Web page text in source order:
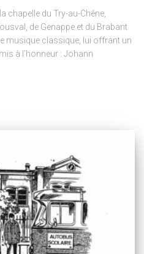
chapelle du Try-au-Chêne,
de Genappe et du Brabant
musique classique, lui offrant un
à l’honneur : Johann